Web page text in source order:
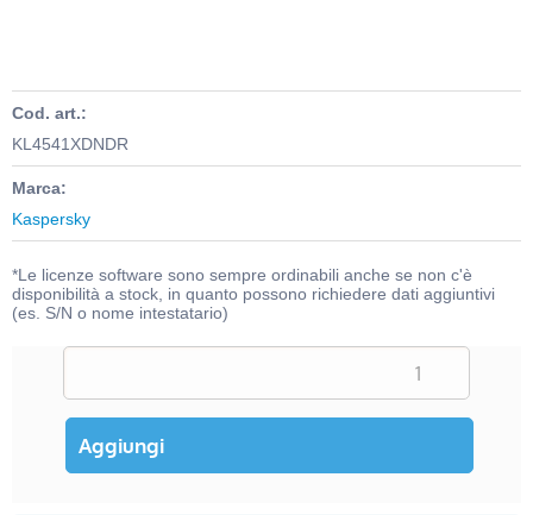
Cod. art.:
KL4541XDNDR
Marca:
Kaspersky
*Le licenze software sono sempre ordinabili anche se non c'è
disponibilità a stock, in quanto possono richiedere dati aggiuntivi
(es. S/N o nome intestatario)